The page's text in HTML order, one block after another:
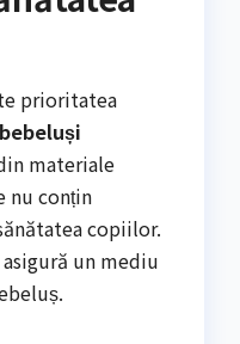
prioritatea
materiale
nu conțin
copiilor.
un mediu